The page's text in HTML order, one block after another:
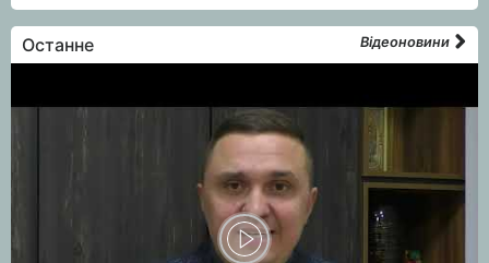
Останне Відеоновини